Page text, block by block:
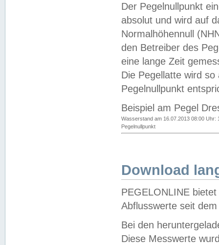
Der Pegelnullpunkt
absolut und wird auf
Normalhöhennull
den Betreiber des
eine lange Zeit
Die Pegellatte wird
Pegelnullpunkt
Beispiel am Pegel
Wasserstand am 16.07.2013 08:00 Uhr:
Pegelnullpunkt
Download
PEGELONLINE
Abflusswerte seit
Bei den
Diese Messwerte